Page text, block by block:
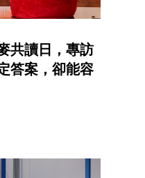
共讀日，專訪
答案，卻能容